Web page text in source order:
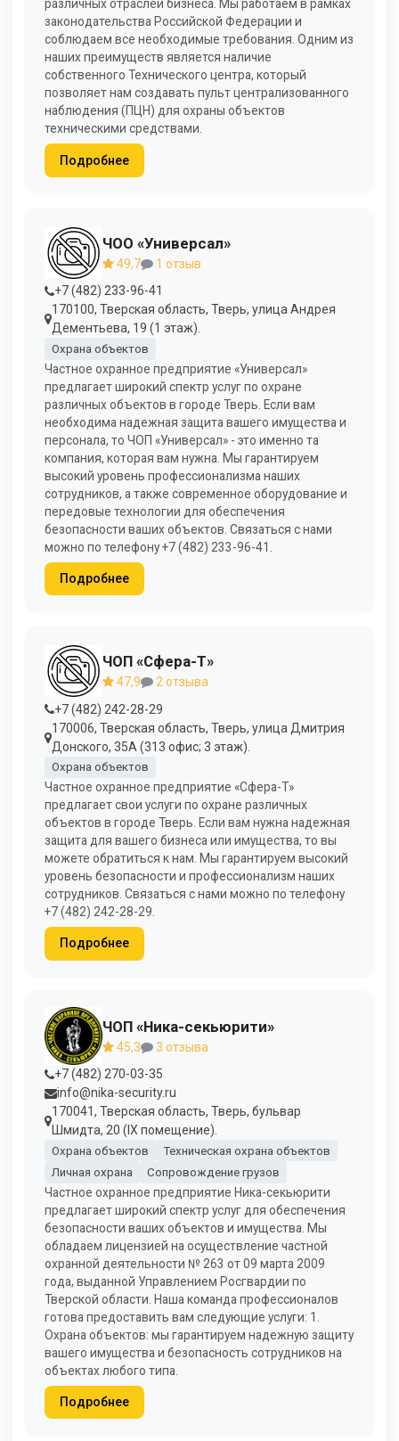
различных отраслей бизнеса. Мы работаем в рамках
законодательства Российской Федерации и
соблюдаем все необходимые требования. Одним из
наших преимуществ является наличие
собственного Технического центра, который
позволяет нам создавать пульт централизованного
наблюдения (ПЦН) для охраны объектов
техническими средствами.
Подробнее
ЧОО «Универсал»
49,7
1 отзыв
+7 (482) 233-96-41
170100, Тверская область, Тверь, улица Андрея
Дементьева, 19 (1 этаж).
Охрана объектов
Частное охранное предприятие «Универсал»
предлагает широкий спектр услуг по охране
различных объектов в городе Тверь. Если вам
необходима надежная защита вашего имущества и
персонала, то ЧОП «Универсал» - это именно та
компания, которая вам нужна. Мы гарантируем
высокий уровень профессионализма наших
сотрудников, а также современное оборудование и
передовые технологии для обеспечения
безопасности ваших объектов. Связаться с нами
можно по телефону +7 (482) 233-96-41.
Подробнее
ЧОП «Сфера-Т»
47,9
2 отзыва
+7 (482) 242-28-29
170006, Тверская область, Тверь, улица Дмитрия
Донского, 35А (313 офис; 3 этаж).
Охрана объектов
Частное охранное предприятие «Сфера-Т»
предлагает свои услуги по охране различных
объектов в городе Тверь. Если вам нужна надежная
защита для вашего бизнеса или имущества, то вы
можете обратиться к нам. Мы гарантируем высокий
уровень безопасности и профессионализм наших
сотрудников. Связаться с нами можно по телефону
+7 (482) 242-28-29.
Подробнее
ЧОП «Ника-секьюрити»
45,3
3 отзыва
+7 (482) 270-03-35
info@nika-security.ru
170041, Тверская область, Тверь, бульвар
Шмидта, 20 (IX помещение).
Охрана объектов
Техническая охрана объектов
Личная охрана
Сопровождение грузов
Частное охранное предприятие Ника-секьюрити
предлагает широкий спектр услуг для обеспечения
безопасности ваших объектов и имущества. Мы
обладаем лицензией на осуществление частной
охранной деятельности № 263 от 09 марта 2009
года, выданной Управлением Росгвардии по
Тверской области. Наша команда профессионалов
готова предоставить вам следующие услуги: 1.
Охрана объектов: мы гарантируем надежную защиту
вашего имущества и безопасность сотрудников на
объектах любого типа.
Подробнее